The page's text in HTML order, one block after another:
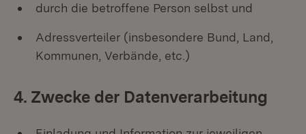
durch die betroffene Person selbst und
Adressverteiler (insbesondere Bund, Land,
Kommunen, Verbände, etc.)
4. Zwecke der Datenverarbeitung